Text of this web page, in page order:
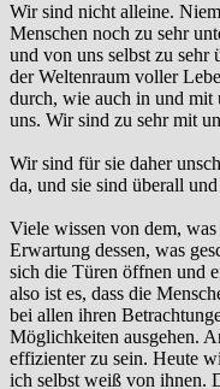
Wir sind nicht alleine.
Menschen noch zu sehr
und von uns selbst zu sehr
der Weltenraum voller
durch, wie auch in und mit
uns. Wir sind zu sehr mit
Wir sind für sie daher
da, und sie sind überall
Viele wissen von dem,
Erwartung dessen, was
sich die Türen öffnen und
also ist es, dass die
bei allen ihren
Möglichkeiten ausgehen.
effizienter zu sein. Heute
ich selbst weiß von ihnen.